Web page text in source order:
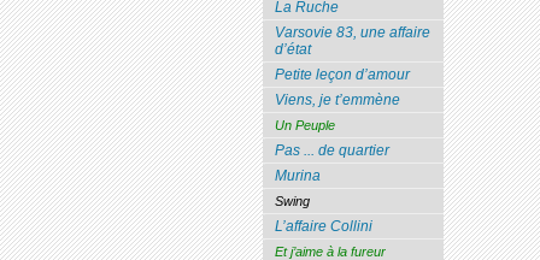
La Ruche
Varsovie 83, une affaire
d’état
Petite leçon d’amour
Viens, je t’emmène
Un Peuple
Pas ... de quartier
Murina
Swing
L’affaire Collini
Et j’aime à la fureur